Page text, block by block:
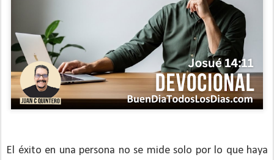
El éxito en una persona no se mide solo por lo que haya